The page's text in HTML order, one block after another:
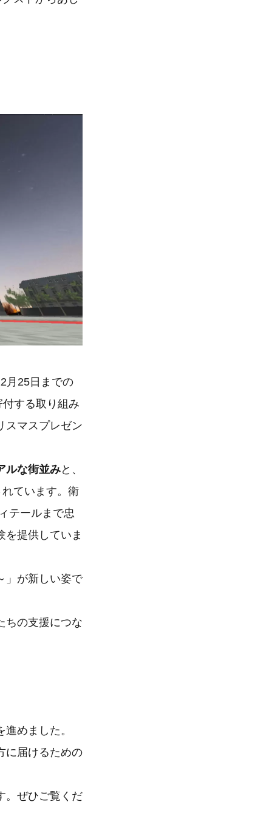
月25日までの
する取り組み
スマスプレゼン
ルな街並みと、
ています。衛
テールまで忠
を提供していま
」が新しい姿で
ちの支援につな
進めました。
に届けるための
。ぜひご覧くだ